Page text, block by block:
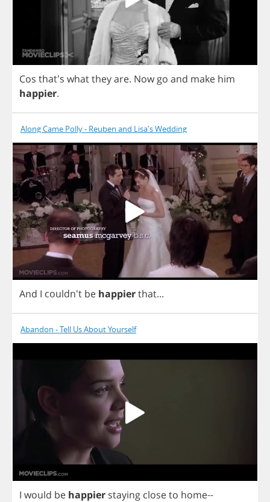
Cos that's whattheyare. Now go and make him
happier.
Along Came Polly - Reuben and Lisa's Wedding
And I couldn't be happierthat...
Abandon - Tell Us About Yourself
I would be happier staying closeto home--